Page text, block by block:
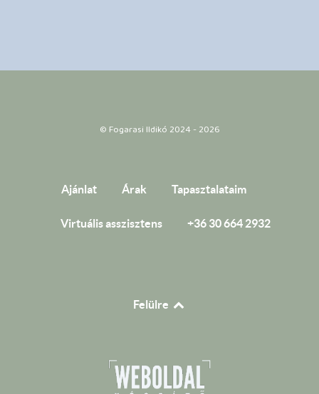
© Fogarasi Ildikó 2024 - 2026
Ajánlat Árak Tapasztalataim
Virtuális asszisztens +36 30 664 2932
Felülre